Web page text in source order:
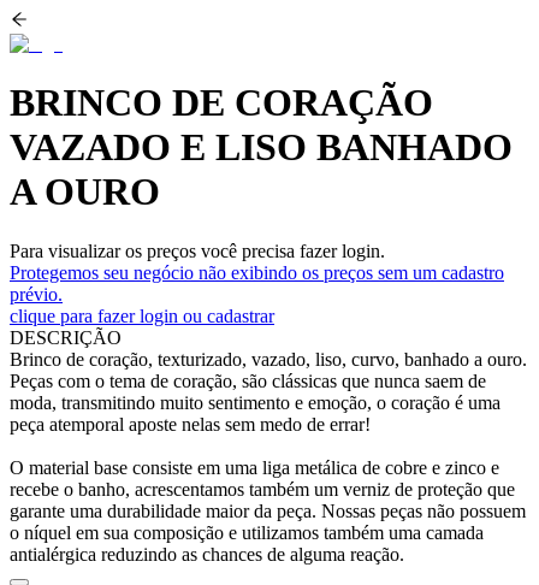
BRINCO DE CORAÇÃO
VAZADO E LISO BANHADO
A OURO
Para visualizar os preços você precisa fazer login.
Protegemos seu negócio não exibindo os preços sem um cadastro
prévio.
clique para fazer login ou cadastrar
DESCRIÇÃO
Brinco de coração, texturizado, vazado, liso, curvo, banhado a ouro.
Peças com o tema de coração, são clássicas que nunca saem de
moda, transmitindo muito sentimento e emoção, o coração é uma
peça atemporal aposte nelas sem medo de errar!
O material base consiste em uma liga metálica de cobre e zinco e
recebe o banho, acrescentamos também um verniz de proteção que
garante uma durabilidade maior da peça. Nossas peças não possuem
o níquel em sua composição e utilizamos também uma camada
antialérgica reduzindo as chances de alguma reação.